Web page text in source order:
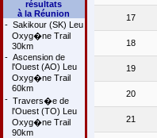
résultats
à la Réunion
- Sakikour (SK) Leu
Oxyg�ne Trail
30km
- Ascension de
l'Ouest (AO) Leu
Oxyg�ne Trail
60km
- Travers�e de
l'Ouest (TO) Leu
Oxyg�ne Trail
90km
17
18
19
20
21